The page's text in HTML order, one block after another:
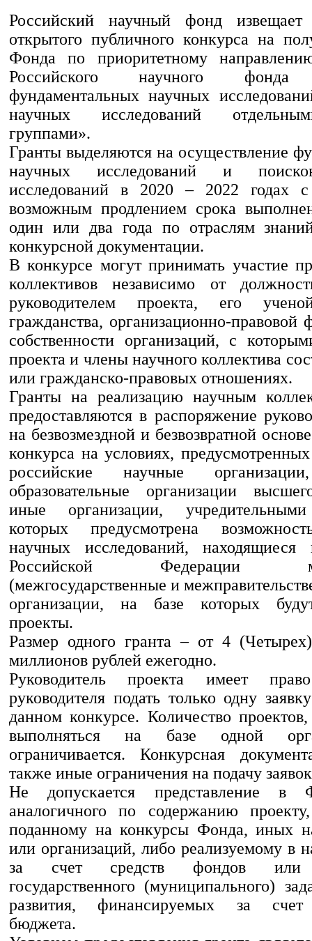
Российский научный фонд
открытого публичного конкурса на
Фонда по приоритетному
Российского научного фонда
фундаментальных научных
научных исследований
группами».
Гранты выделяются на осуществление
научных исследований и
исследований в 2020 – 2022 годах
возможным продлением срока
один или два года по отраслям
конкурсной документации.
В конкурсе могут принимать участие
коллективов независимо от
руководителем проекта, его
гражданства, организационно-
собственности организаций, с
проекта и члены научного коллектива
или гражданско-правовых отношениях.
Гранты на реализацию научным
предоставляются в распоряжение
на безвозмездной и безвозвратной
конкурса на условиях,
российские научные
образовательные организации
иные организации,
которых предусмотрена
научных исследований, находящиеся
Российской Федерации
(межгосударственные и
организации, на базе которых
проекты.
Размер одного гранта – от 4
миллионов рублей ежегодно.
Руководитель проекта имеет
руководителя подать только одну
данном конкурсе. Количество
выполняться на базе одной
ограничивается. Конкурсная
также иные ограничения на подачу
Не допускается представление в
аналогичного по содержанию
поданному на конкурсы Фонда, иных
или организаций, либо реализуемому в
за счет средств фондов или
государственного (муниципального)
развития, финансируемых за счет
бюджета.